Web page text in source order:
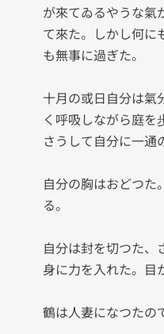
が來てゐるやうな氣
て來た。しかし何に
も無事に過ぎた。
十月の或日自分は氣
く呼吸しながら庭を
さうして自分に一通
自分の胸はおどつた
る。
自分は封を切つた、
身に力を入れた。目
鶴は人妻になつたの